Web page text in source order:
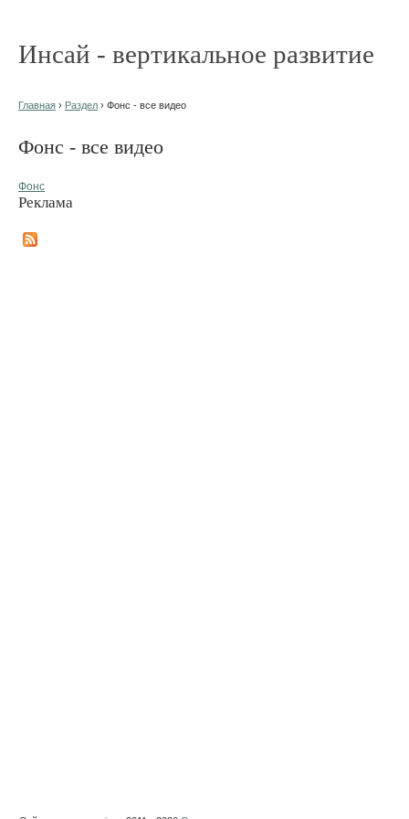
Инсай - вертикальное развитие
Главная › Раздел › Фонс - все видео
Фонс - все видео
Фонс
Реклама